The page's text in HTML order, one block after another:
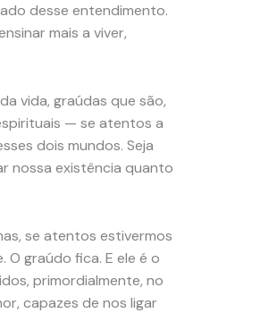
desse entendimento.
mais a viver,
vida, graúdas que são,
— se atentos a
dois mundos. Seja
nossa existência quanto
se atentos estivermos
O graúdo fica. E ele é o
primordialmente, no
capazes de nos ligar